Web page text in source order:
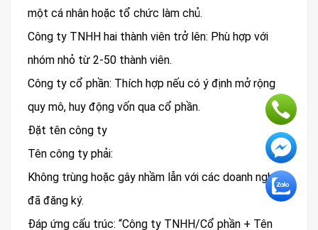
một cá nhân hoặc tổ chức làm chủ.
Công ty TNHH hai thành viên trở lên: Phù hợp với
nhóm nhỏ từ 2-50 thành viên.
Công ty cổ phần: Thích hợp nếu có ý định mở rộng
quy mô, huy động vốn qua cổ phần.
Đặt tên công ty
Tên công ty phải:
Không trùng hoặc gây nhầm lẫn với các doanh nghiệp
đã đăng ký.
Đáp ứng cấu trúc: “Công ty TNHH/Cổ phần + Tên